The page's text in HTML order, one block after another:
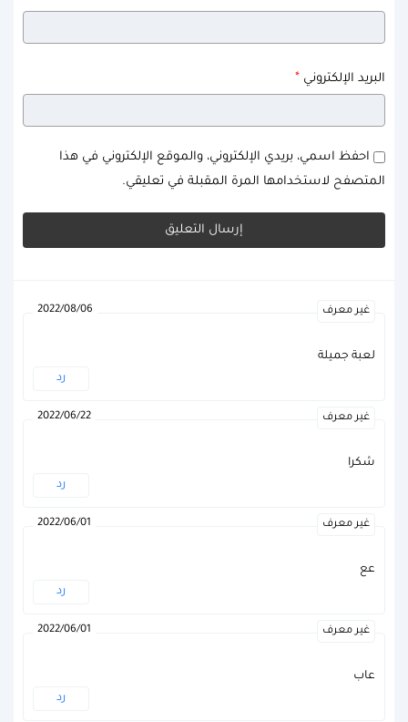
البريد الإلكتروني *
احفظ اسمي، بريدي الإلكتروني، والموقع الإلكتروني في هذا
المتصفح لاستخدامها المرة المقبلة في تعليقي.
غير معرف 2022/08/06
لعبة جميلة
رد
غير معرف 2022/06/22
شكرا
رد
غير معرف 2022/06/01
عع
رد
غير معرف 2022/06/01
عاب
رد